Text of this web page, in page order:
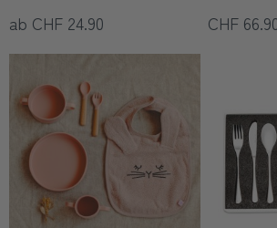
ab CHF 24.90 CHF